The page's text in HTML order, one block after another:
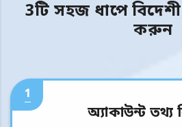
3টি সহজ ধাপে
করুন
1
অ্যাকাউন্ট তথ্য